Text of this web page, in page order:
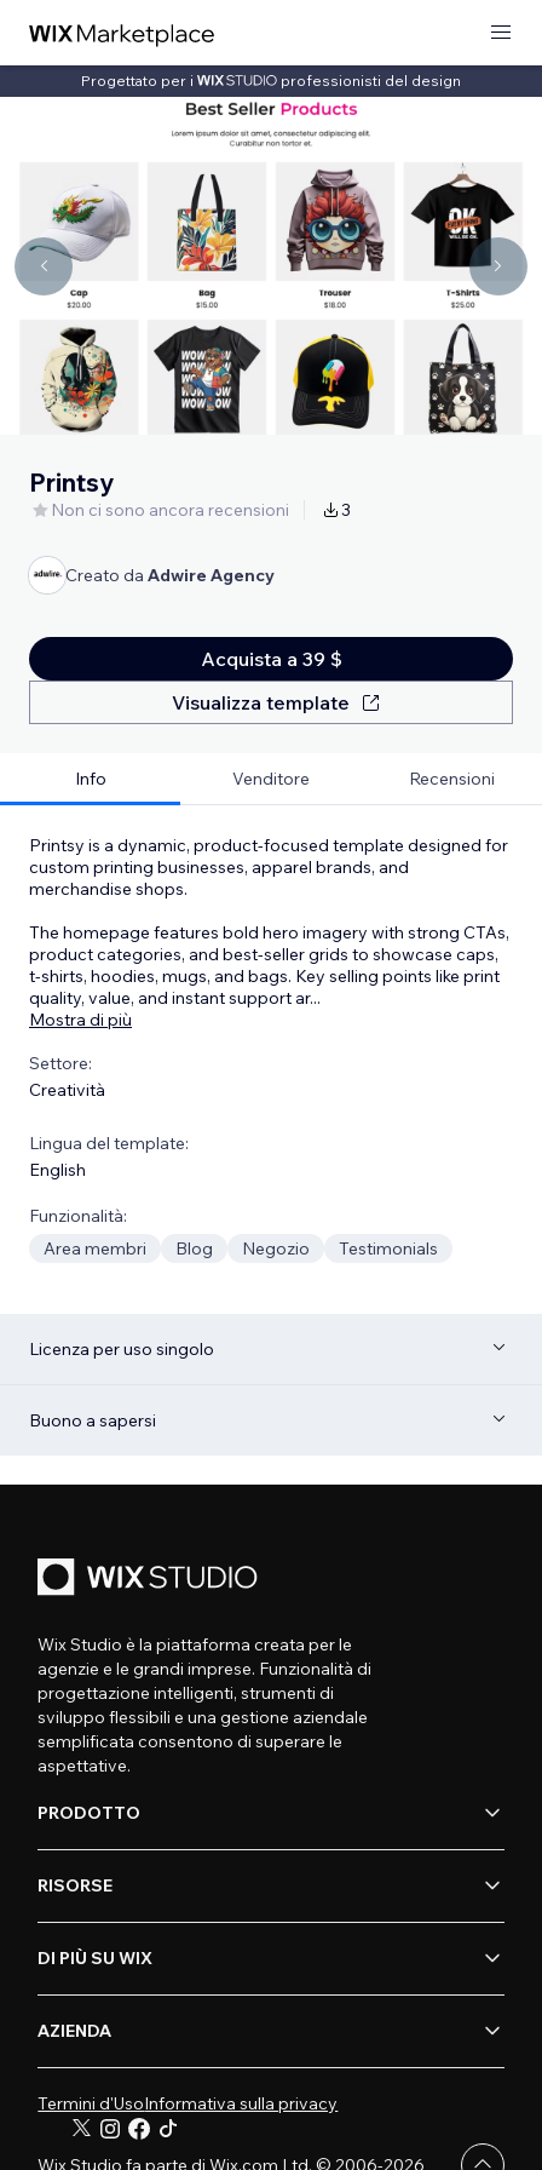
Progettato per i professionisti del design
Printsy
Non ci sono ancora recensioni 3
Creato da Adwire Agency
Acquista a 39 $
Visualizza template
Info Venditore Recensioni
Printsy is a dynamic, product-focused template designed for
custom printing businesses, apparel brands, and
merchandise shops.
The homepage features bold hero imagery with strong CTAs,
product categories, and best-seller grids to showcase caps,
t-shirts, hoodies, mugs, and bags. Key selling points like print
quality, value, and instant support ar...
Mostra di più
Settore:
Creatività
Lingua del template:
English
Funzionalità:
Area membri
Blog Negozio Testimonials
Licenza per uso singolo
Buono a sapersi
Wix Studio è la piattaforma creata per le
agenzie e le grandi imprese. Funzionalità di
progettazione intelligenti, strumenti di
sviluppo flessibili e una gestione aziendale
semplificata consentono di superare le
aspettative.
PRODOTTO
RISORSE
DI PIÙ SU WIX
AZIENDA
Termini d'UsoInformativa sulla privacy
Wix Studio fa parte di Wix.com Ltd. © 2006-2026